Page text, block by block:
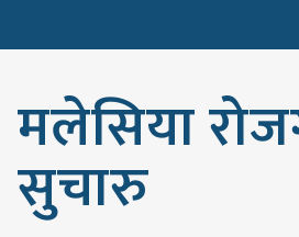
मलेसिया
सुचारु